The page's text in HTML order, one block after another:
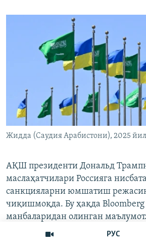
РУС
Жидда (Саудия Арабистони), 2025
АҚШ президенти Дональд
маслаҳатчилари Россияга
санкцияларни юмшатиш
чиқишмоқда. Бу ҳақда Bloomberg
манбаларидан олинган
хабар қилди.